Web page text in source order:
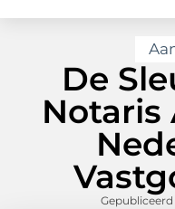
De
Notaris